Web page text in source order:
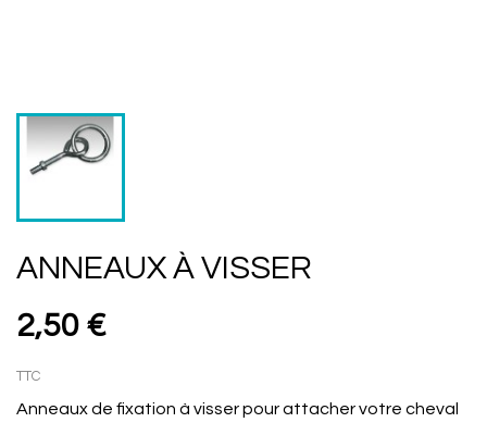
ANNEAUX À VISSER
2,50 €
TTC
Anneaux de fixation à visser pour attacher votre cheval